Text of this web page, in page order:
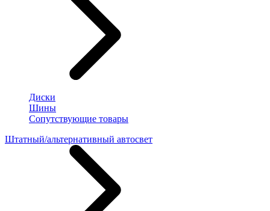
Диски
Шины
Сопутствующие товары
Штатный/альтернативный автосвет